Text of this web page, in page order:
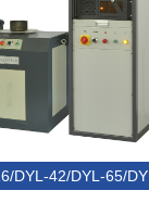
DYL-42/DYL-65/